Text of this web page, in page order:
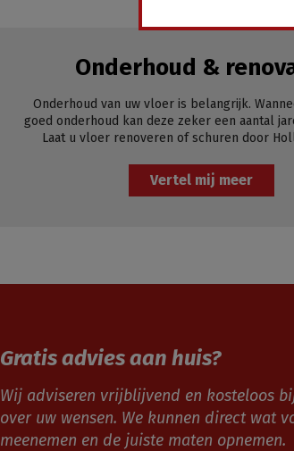
Onderhoud &
Onderhoud van uw vloer is belangrijk.
goed onderhoud kan deze zeker een aantal
Laat u vloer renoveren of schuren door
Vertel mij meer
Gratis advies aan huis?
Wij adviseren vrijblijvend en kosteloos
over uw wensen. We kunnen direct wat
meenemen en de juiste maten opnemen.